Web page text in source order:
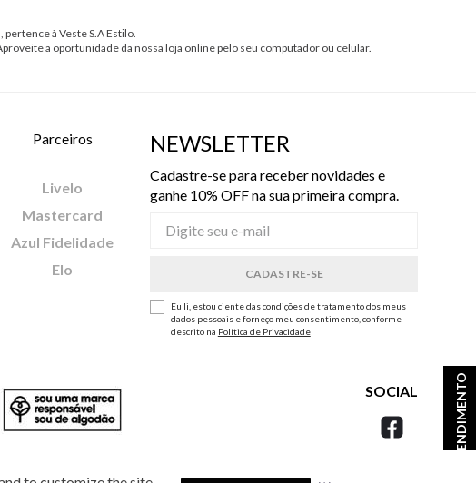
ATENDIMENTO
à Veste S.A Estilo.
a oportunidade da nossa loja online pelo seu computador ou celular.
Parceiros
Livelo
Mastercard
Azul Fidelidade
Elo
NEWSLETTER
Cadastre-se para receber novidades e
ganhe 10% OFF na sua primeira compra.
Eu li, estou ciente das condições de tratamento dos meus
dados pessoais e forneço meu consentimento, conforme
descrito na Política de Privacidade
SOCIAL